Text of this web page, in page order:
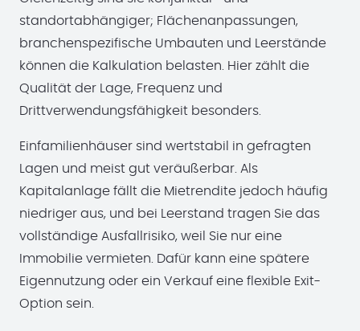
standortabhängiger; Flächenanpassungen,
branchenspezifische Umbauten und Leerstände
können die Kalkulation belasten. Hier zählt die
Qualität der Lage, Frequenz und
Drittverwendungsfähigkeit besonders.
Einfamilienhäuser sind wertstabil in gefragten
Lagen und meist gut veräußerbar. Als
Kapitalanlage fällt die Mietrendite jedoch häufig
niedriger aus, und bei Leerstand tragen Sie das
vollständige Ausfallrisiko, weil Sie nur eine
Immobilie vermieten. Dafür kann eine spätere
Eigennutzung oder ein Verkauf eine flexible Exit-
Option sein.